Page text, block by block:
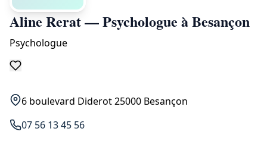
Aline Rerat — Psychologue à Besançon
Psychologue
6 boulevard Diderot 25000 Besançon
07 56 13 45 56